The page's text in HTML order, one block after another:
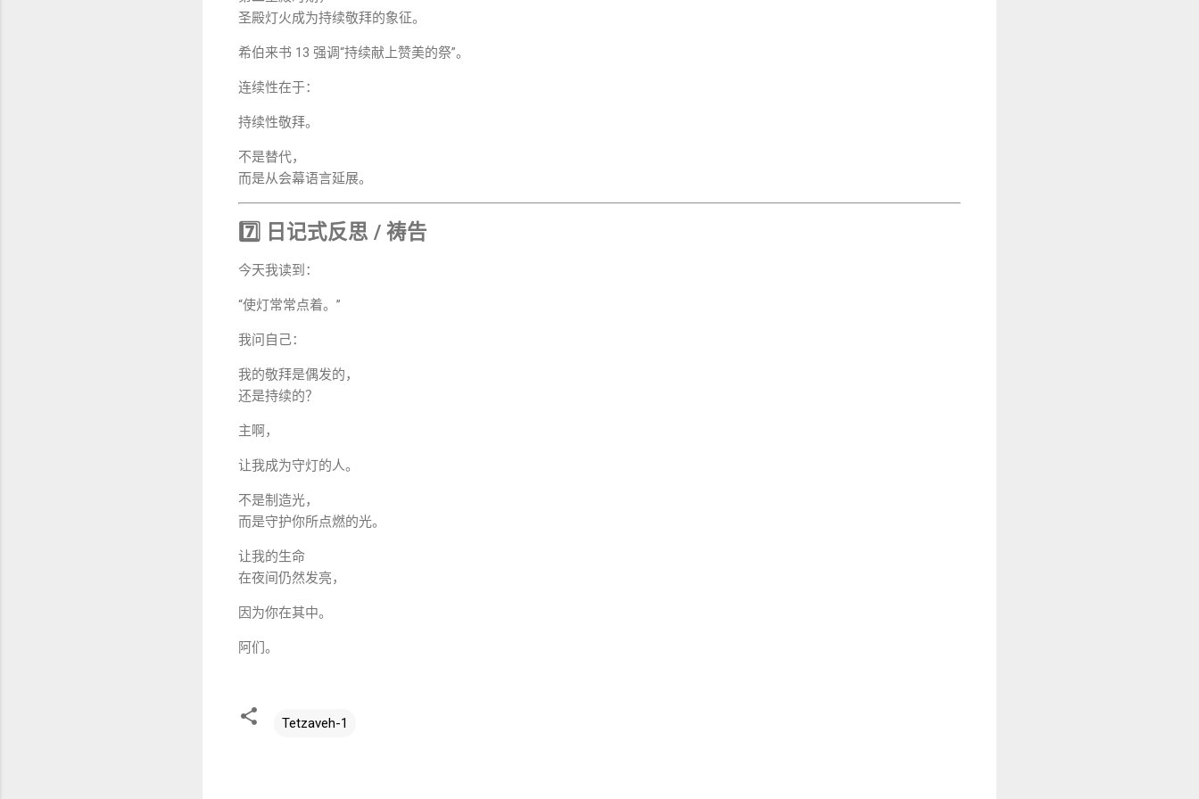
圣殿灯火成为持续敬拜的象征。
希伯来书 13 强调“持续献上赞美的祭”。
连续性在于：
持续性敬拜。
不是替代，
而是从会幕语言延展。
7️⃣ 日记式反思 / 祷告
今天我读到：
“使灯常常点着。”
我问自己：
我的敬拜是偶发的，
还是持续的？
主啊，
让我成为守灯的人。
不是制造光，
而是守护你所点燃的光。
让我的生命
在夜间仍然发亮，
因为你在其中。
阿们。
Tetzaveh-1